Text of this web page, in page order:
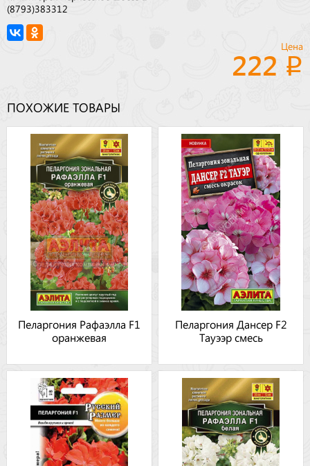
(8793)383312
Цена
222
ПОХОЖИЕ ТОВАРЫ
Пеларгония Рафаэлла F1
оранжевая
Пеларгония Дансер F2
Тауээр смесь